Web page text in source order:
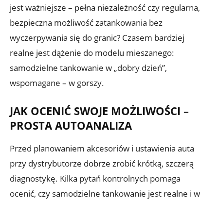
jest ważniejsze – pełna niezależność czy regularna,
bezpieczna możliwość zatankowania bez
wyczerpywania się do granic? Czasem bardziej
realne jest dążenie do modelu mieszanego:
samodzielne tankowanie w „dobry dzień”,
wspomagane – w gorszy.
JAK OCENIĆ SWOJE MOŻLIWOŚCI –
PROSTA AUTOANALIZA
Przed planowaniem akcesoriów i ustawienia auta
przy dystrybutorze dobrze zrobić krótką, szczerą
diagnostykę. Kilka pytań kontrolnych pomaga
ocenić, czy samodzielne tankowanie jest realne i w